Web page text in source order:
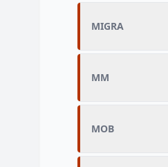
MIGRA
MM
MOB